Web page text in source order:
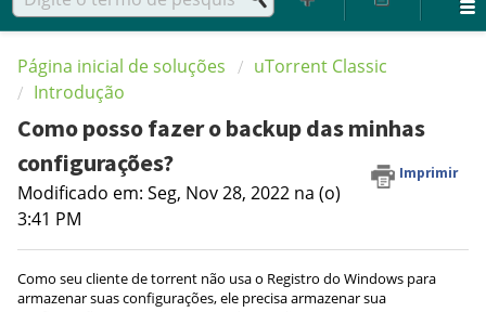
Página inicial de soluções
uTorrent Classic
Introdução
Como posso fazer o backup das minhas
configurações?
Imprimir
Modificado em: Seg, Nov 28, 2022 na (o)
3:41 PM
Como seu cliente de torrent não usa o Registro do Windows para
armazenar suas configurações, ele precisa armazenar sua